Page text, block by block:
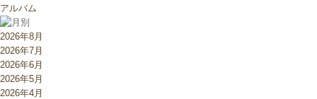
アルバム
2026年8月
2026年7月
2026年6月
2026年5月
2026年4月